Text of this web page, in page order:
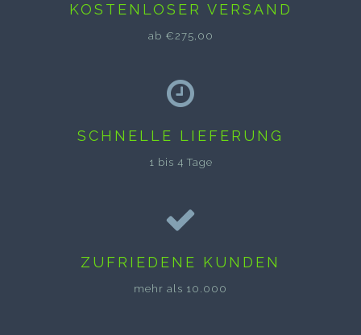
KOSTENLOSER VERSAND
ab €275,00
SCHNELLE LIEFERUNG
1 bis 4 Tage
ZUFRIEDENE KUNDEN
mehr als 10.000